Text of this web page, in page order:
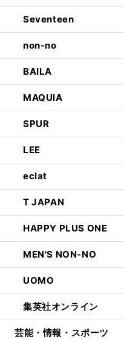
Seventeen
non-no
BAILA
MAQUIA
SPUR
LEE
eclat
T JAPAN
HAPPY PLUS ONE
MEN'S NON-NO
UOMO
集英社オンライン
芸能・情報・スポーツ